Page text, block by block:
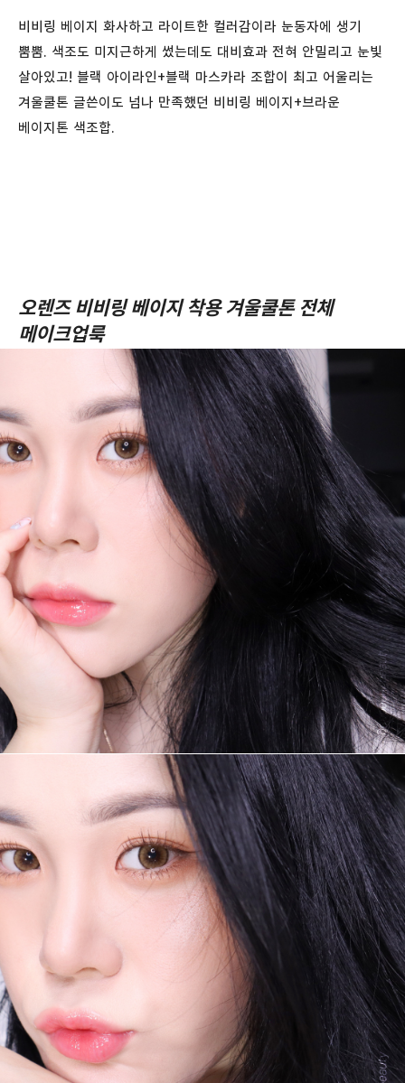
비비링 베이지 화사하고 라이트한 컬러감이라 눈동자에 생기
뿜뿜. 색조도 미지근하게 썼는데도 대비효과 전혀 안밀리고 눈빛
살아있고! 블랙 아이라인+블랙 마스카라 조합이 최고 어울리는
겨울쿨톤 글쓴이도 넘나 만족했던 비비링 베이지+브라운
베이지톤 색조합.
오렌즈 비비링 베이지 착용 겨울쿨톤 전체
메이크업룩